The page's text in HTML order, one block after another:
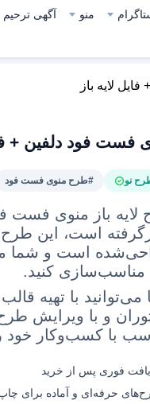
منو آگهی ترحیم
لایه باز
فست فود دلفین +
نو #طرح منوی فست فود
لایه باز منوی فست
است، این
است و شما
مناسب‌سازی کنید.
می‌توانید با تهیه
و با ویرایش
با کسب‌وکار خود
فوری پس از خرید
حرفه‌ای و آماده برای